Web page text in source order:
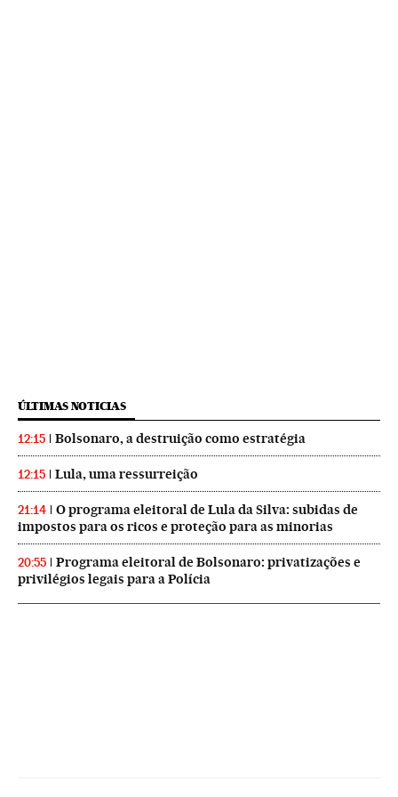
ÚLTIMAS NOTICIAS
12:15 Bolsonaro, a destruição como estratégia
12:15 Lula, uma ressurreição
21:14
O programa eleitoral de Lula da Silva: subidas de
impostos para os ricos e proteção para as minorias
20:55
Programa eleitoral de Bolsonaro: privatizações e
privilégios legais para a Polícia